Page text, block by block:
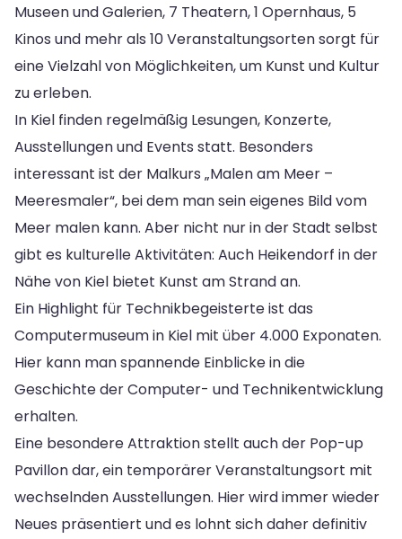
Museen und Galerien, 7 Theatern, 1 Opernhaus, 5
Kinos und mehr als 10 Veranstaltungsorten sorgt für
eine Vielzahl von Möglichkeiten, um Kunst und Kultur
zu erleben.
In Kiel finden regelmäßig Lesungen, Konzerte,
Ausstellungen und Events statt. Besonders
interessant ist der Malkurs „Malen am Meer –
Meeresmaler“, bei dem man sein eigenes Bild vom
Meer malen kann. Aber nicht nur in der Stadt selbst
gibt es kulturelle Aktivitäten: Auch Heikendorf in der
Nähe von Kiel bietet Kunst am Strand an.
Ein Highlight für Technikbegeisterte ist das
Computermuseum in Kiel mit über 4.000 Exponaten.
Hier kann man spannende Einblicke in die
Geschichte der Computer- und Technikentwicklung
erhalten.
Eine besondere Attraktion stellt auch der Pop-up
Pavillon dar, ein temporärer Veranstaltungsort mit
wechselnden Ausstellungen. Hier wird immer wieder
Neues präsentiert und es lohnt sich daher definitiv